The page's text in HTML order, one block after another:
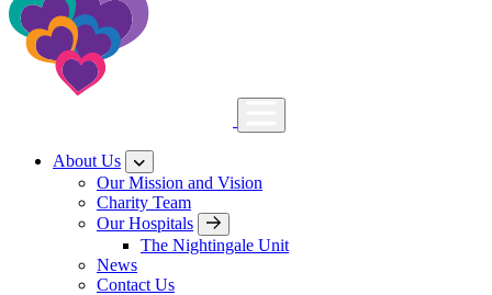
About Us
Our Mission and Vision
Charity Team
Our Hospitals
The Nightingale Unit
News
Contact Us